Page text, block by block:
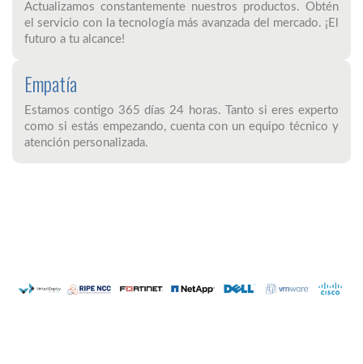
Actualizamos constantemente nuestros productos. Obtén
el servicio con la tecnología más avanzada del mercado. ¡El
futuro a tu alcance!
Empatía
Estamos contigo 365 días 24 horas. Tanto si eres experto
como si estás empezando, cuenta con un equipo técnico y
atención personalizada.